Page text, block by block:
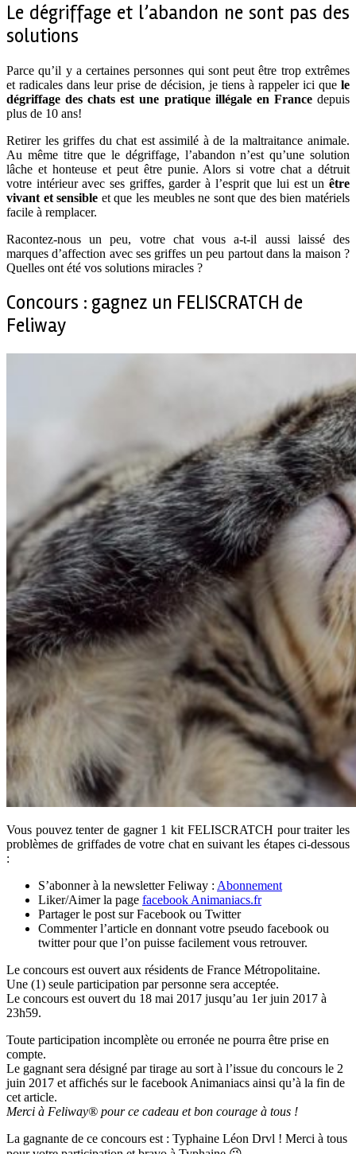
Le dégriffage et l’abandon ne sont pas des
solutions
Parce qu’il y a certaines personnes qui sont peut être trop extrêmes
et radicales dans leur prise de décision, je tiens à rappeler ici que le
dégriffage des chats est une pratique illégale en Francedepuis
plus de 10 ans!
Retirer les griffes du chat est assimilé à de la maltraitance animale.
Au même titre que le dégriffage, l’abandon n’est qu’une solution
lâche et honteuse et peut être punie. Alors si votre chat a détruit
votre intérieur avec ses griffes, garder à l’esprit que lui est un être
vivant et sensible et que les meubles ne sont que des bien matériels
facile à remplacer.
Racontez-nous un peu, votre chat vous a-t-il aussi laissé des
marques d’affection avec ses griffes un peu partout dans la maison ?
Quelles ont été vos solutions miracles ?
Concours : gagnez un FELISCRATCH de
Feliway
Vous pouvez tenter de gagner 1 kit FELISCRATCH pour traiter les
problèmes de griffades de votre chat en suivant les étapes ci-dessous
:
S’abonner à la newsletter Feliway : Abonnement
Liker/Aimer la page facebook Animaniacs.fr
Partager le post sur Facebook ou Twitter
Commenter l’article en donnant votre pseudo facebook ou
twitter pour que l’on puisse facilement vous retrouver.
Le concours est ouvert aux résidents de France Métropolitaine.
Une (1) seule participation par personne sera acceptée.
Le concours est ouvert du 18 mai 2017 jusqu’au 1er juin 2017 à
23h59.
Toute participation incomplète ou erronée ne pourra être prise en
compte.
Le gagnant sera désigné par tirage au sort à l’issue du concours le 2
juin 2017 et affichés sur le facebook Animaniacs ainsi qu’à la fin de
cet article.
Merci à Feliway® pour ce cadeau et bon courage à tous !
La gagnante de ce concours est : Typhaine Léon Drvl ! Merci à tous